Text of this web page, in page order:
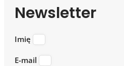
Newsletter
Imię
E-mail